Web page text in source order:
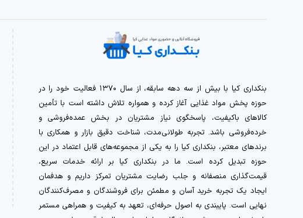
بنکداری کیا با بیش از سه دهه سابقه، از سال ۱۳۷۰ فعالیت خود را در
حوزه پخش مواد غذایی آغاز کرده و همواره تلاش داشته است با تأمین
کالاهای باکیفیت، پاسخگوی نیاز مشتریان در بخش عمده‌فروشی و
خرده‌فروشی باشد. تجربه طولانی‌مدت، شناخت دقیق بازار و همکاری با
برندهای معتبر، بنکداری کیا را به یکی از مجموعه‌های قابل اعتماد در این
حوزه تبدیل کرده است. ما در بنکداری کیا بر ارائه خدمات سریع،
قیمت‌گذاری منصفانه و جلب رضایت مشتریان تمرکز داریم و هدفمان
ایجاد یک تجربه خرید آسان و مطمئن برای فروشندگان و مصرف‌کنندگان
نهایی است. پایبندی به اصول حرفه‌ای، تعهد به کیفیت و همراهی مستمر